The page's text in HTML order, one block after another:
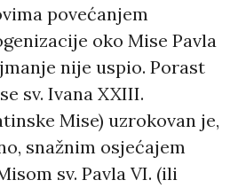
povećanjem
oko Mise Pavla
nije uspio. Porast
sv. Ivana XXIII.
Mise) uzrokovan je,
snažnim osjećajem
sv. Pavla VI. (ili